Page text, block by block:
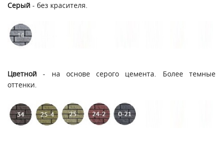
Серый - без красителя.
Цветной - на основе серого цемента. Более темные
оттенки.